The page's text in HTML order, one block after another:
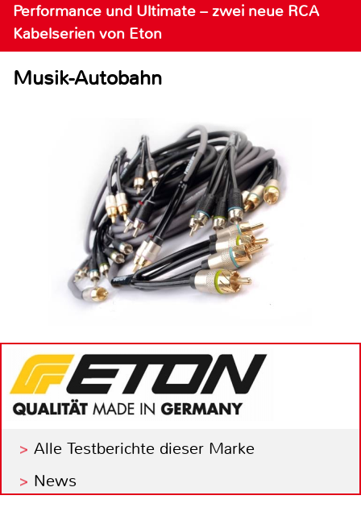
Performance und Ultimate – zwei neue RCA
Kabelserien von Eton
Musik-Autobahn
Alle Testberichte dieser Marke
News